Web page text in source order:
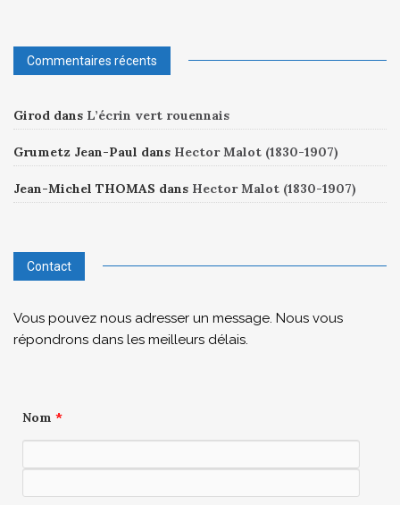
Commentaires récents
Girod dans L’écrin vert rouennais
Grumetz Jean-Paul dans Hector Malot (1830-1907)
Jean-Michel THOMAS dans Hector Malot (1830-1907)
Contact
Vous pouvez nous adresser un message. Nous vous
répondrons dans les meilleurs délais.
Nom *